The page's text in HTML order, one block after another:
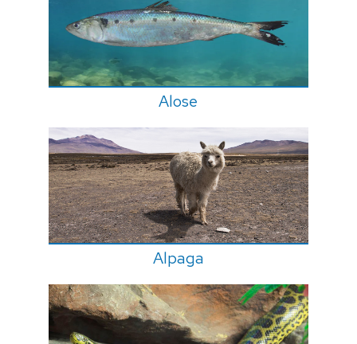
Alose
Alpaga